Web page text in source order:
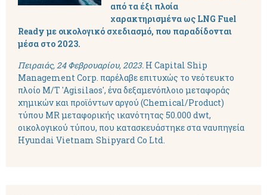
από τα έξι πλοία
χαρακτηρισμένα ως LNG Fuel
Ready με οικολογικό σχεδιασμό, που παραδίδονται
μέσα στο 2023.
Πειραιάς, 24 Φεβρουαρίου, 2023. Η Capital Ship
Management Corp. παρέλαβε επιτυχώς το νεότευκτο
πλοίο M/T 'Agisilaos', ένα δεξαμενόπλοιο μεταφοράς
χημικών και προϊόντων αργού (Chemical/Product)
τύπου MR μεταφορικής ικανότητας 50.000 dwt,
οικολογικού τύπου, που κατασκευάστηκε στα ναυπηγεία
Hyundai Vietnam Shipyard Co Ltd.